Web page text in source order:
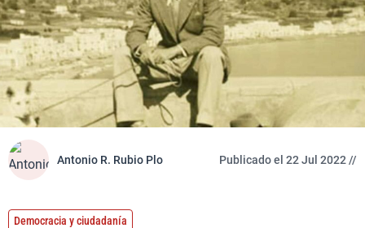
Antonio R. Rubio Plo Publicado el 22 Jul 2022 //
Democracia y ciudadanía